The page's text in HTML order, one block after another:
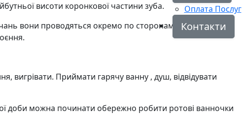
Оплата Послуг
Контакти
висоти коронкової частини зуба.
вони проводяться окремо по сторонам. Це дозволяє
вигрівати. Приймати гарячу ванну , душ, відвідувати
доби можна починати обережно робити ротові ванночки